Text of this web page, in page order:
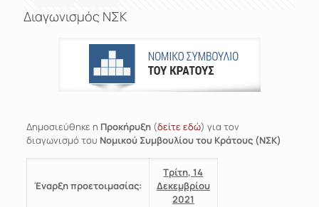
Διαγωνισμός ΝΣΚ
Δημοσιεύθηκε η Προκήρυξη (δείτε εδώ) για τον
διαγωνισμό του Νομικού Συμβουλίου του Κράτους (ΝΣΚ)
Έναρξηπροετοιμασίας:
Τρίτη, 14
Δεκεμβρίου
2021